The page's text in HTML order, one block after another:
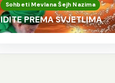
Sohbeti Mevlana Šejh Nazima
IDITE PREMA SVJETLIMA